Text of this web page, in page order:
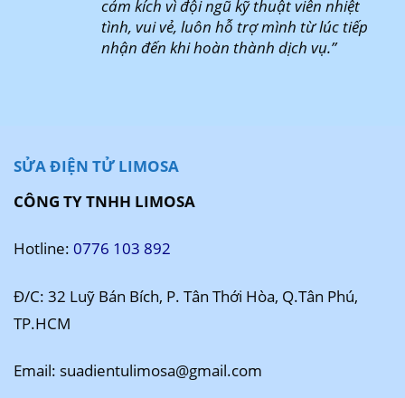
cảm kích vì đội ngũ kỹ thuật viên nhiệt
tình, vui vẻ, luôn hỗ trợ mình từ lúc tiếp
nhận đến khi hoàn thành dịch vụ.”
SỬA ĐIỆN TỬ LIMOSA
CÔNG TY TNHH LIMOSA
Hotline: 0776 103 892
Đ/C: 32 Luỹ Bán Bích, P. Tân Thới Hòa, Q.Tân Phú,
TP.HCM
Email: suadientulimosa@gmail.com